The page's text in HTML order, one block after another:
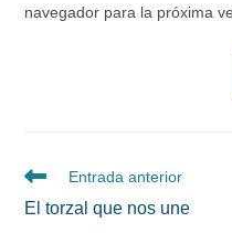
comentar
navegador para la próxima
Leer
artículos
Entrada anterior
El torzal que nos une